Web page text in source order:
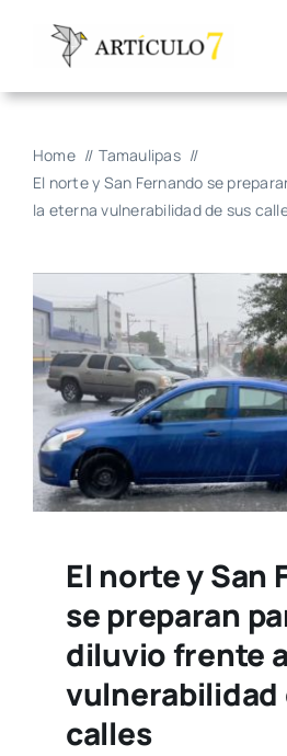
Home
Tamaulipas
El norte y San Fernando se
la eterna vulnerabilidad de sus
El norte y San
se preparan
diluvio frente
vulnerabilidad
calles